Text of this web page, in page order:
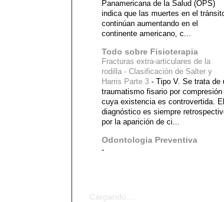
Panamericana de la Salud (OPS)
indica que las muertes en el
continúan aumentando en el
continente americano, c...
Todo sobre Fisioterapia
Fracturas extra-articulares de la
rodilla - Clasificación de Salter y
Harris Parte 3 - Tipo V. Se trata de
traumatismo fisario por compresión
cuya existencia es controvertida. El
diagnóstico es siempre
por la aparición de ci...
Odontologia Preventiva
-
Cargando...